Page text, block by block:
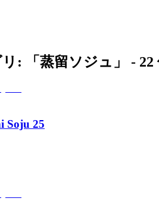
: 「 蒸留ソジュ 」 - 22
Soju 25